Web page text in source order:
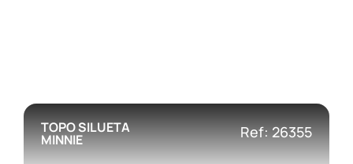
TOPO SILUETA
MINNIE Ref: 26355